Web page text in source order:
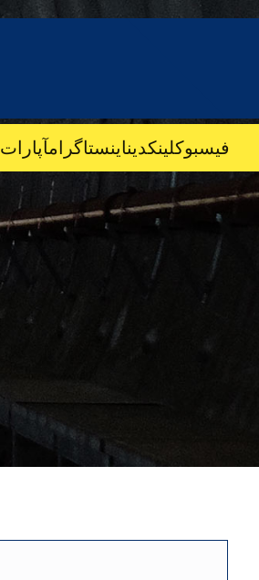
فیسبوکلینکدیناینستاگرامآپارات